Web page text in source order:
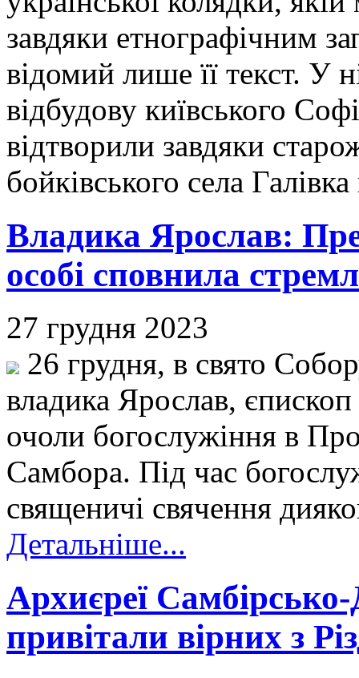
завдяки етнографічним
відомий лише її текст. У
відбудову київського
відтворили завдяки
бойківського села
Владика Ярослав:
особі сповнила
27 грудня 2023
26 грудня, в свято
владика Ярослав,
очоли богослужіння в
Самбора. Під час
священичі свячення
Детальніше...
Архиєреї Самбірсько-
привітали вірних з